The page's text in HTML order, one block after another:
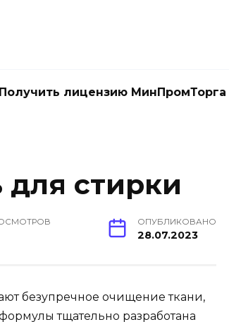
Получить лицензию МинПромТорга
для стирки
ОПУБЛИКОВАНО
28.07.2023
безупречное очищение ткани,
тщательно разработана